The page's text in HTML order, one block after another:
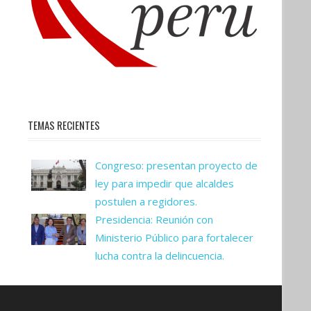
TEMAS RECIENTES
Congreso: presentan proyecto de
ley para impedir que alcaldes
postulen a regidores.
Presidencia: Reunión con
Ministerio Público para fortalecer
lucha contra la delincuencia.